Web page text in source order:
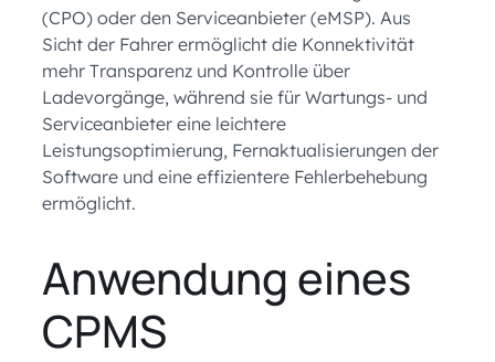
(CPO) oder den Serviceanbieter (eMSP). Aus
Sicht der Fahrer ermöglicht die Konnektivität
mehr Transparenz und Kontrolle über
Ladevorgänge, während sie für Wartungs- und
Serviceanbieter eine leichtere
Leistungsoptimierung, Fernaktualisierungen der
Software und eine effizientere Fehlerbehebung
ermöglicht.
Anwendung eines
CPMS